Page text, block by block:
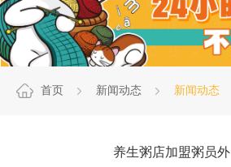
首页 新闻动态 新闻动态
养生粥店加盟粥员外